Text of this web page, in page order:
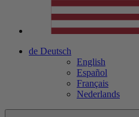
de Deutsch
English
Español
Français
Nederlands